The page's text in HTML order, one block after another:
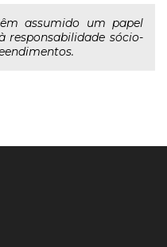
assumido um papel
responsabilidade sócio-